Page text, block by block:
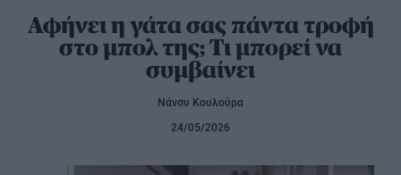
Εκπαίδευση
Lifestyle
Υγεία
Διατροφή
Άλλα κατοικίδια
Αφήνει η γάτα σας πάντα τροφή
στο μπολ της; Τι μπορεί να
συμβαίνει
Νάνσυ Κουλούρα
24/05/2026